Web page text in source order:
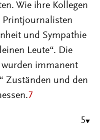
Wie ihre Kollegen
Printjournalisten
und Sympathie
Leute“. Die
wurden immanent
Zuständen und den
7
5